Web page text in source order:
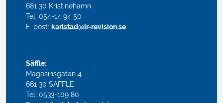
681 30 Kristinehamn
Tel: 054-14 94 50
E-post: karlstad@lr-revision.se
Säffle:
Magasinsgatan 4
661 30 SÄFFLE
Tel: 0533-109 80